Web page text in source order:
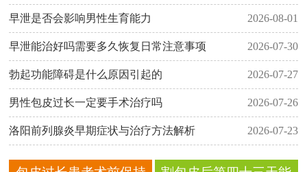
早泄是否会影响男性生育能力 2026-08-01
早泄能治好吗需要多久恢复日常注意事项 2026-07-30
勃起功能障碍是什么原因引起的 2026-07-27
男性包皮过长一定要手术治疗吗 2026-07-26
洛阳前列腺炎早期症状与治疗方法解析 2026-07-23